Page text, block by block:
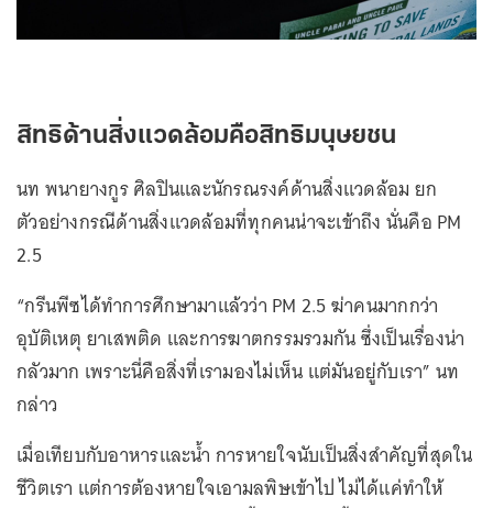
สิทธิด้านสิ่งแวดล้อมคือสิทธิมนุษยชน
นท พนายางกูร ศิลปินและนักรณรงค์ด้านสิ่งแวดล้อม ยก
ตัวอย่างกรณีด้านสิ่งแวดล้อมที่ทุกคนน่าจะเข้าถึง นั่นคือ PM
2.5
“กรีนพีซได้ทำการศึกษามาแล้วว่า PM 2.5 ฆ่าคนมากกว่า
อุบัติเหตุ ยาเสพติด และการฆาตกรรมรวมกัน ซึ่งเป็นเรื่องน่า
กลัวมาก เพราะนี่คือสิ่งที่เรามองไม่เห็น แต่มันอยู่กับเรา” นท
กล่าว
เมื่อเทียบกับอาหารและน้ำ การหายใจนับเป็นสิ่งสำคัญที่สุดใน
ชีวิตเรา แต่การต้องหายใจเอามลพิษเข้าไป ไม่ได้แค่ทำให้